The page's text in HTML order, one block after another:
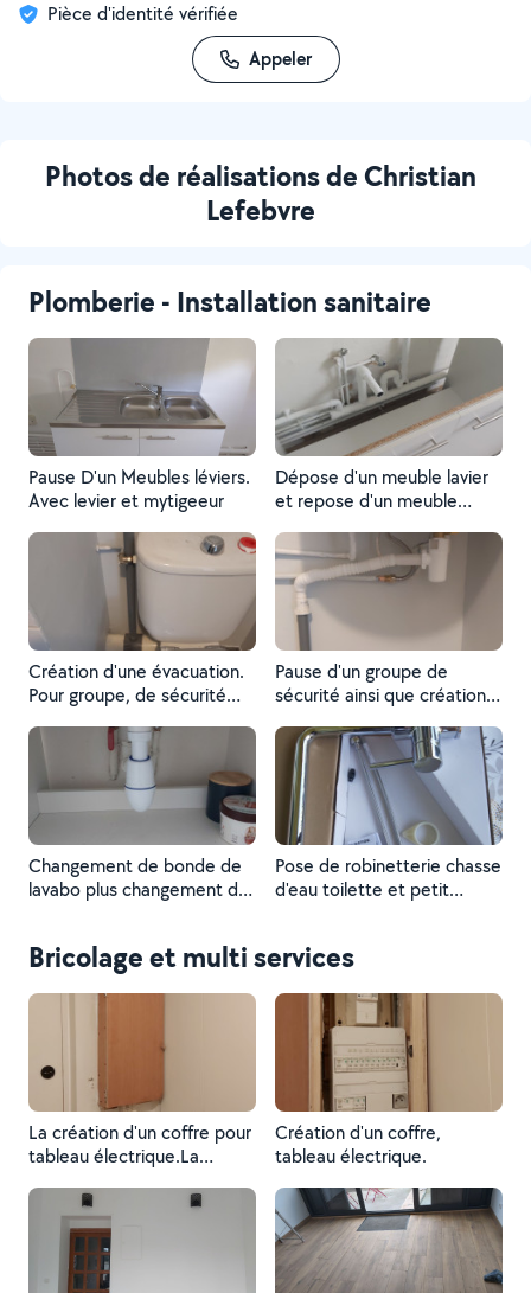
Pièce d'identité vérifiée
Appeler
Photos de réalisations de Christian
Lefebvre
Plomberie - Installation sanitaire
Pause D'un Meubles léviers.
Avec levier et mytigeeur
Dépose d'un meuble lavier
et repose d'un meuble
Création d'une évacuation.
Pour groupe, de sécurité
blocs de sécurité.
Pause d'un groupe de
sécurité ainsi que création
groupe de sécurité car le
cumulus. En disposez pas.
Changement de bonde de
lavabo plus changement de
Pose de robinetterie chasse
d'eau toilette et petit
Bricolage et multi services
La création d'un coffre pour
tableau électrique.La
tableau électrique.
Création d'un coffre,
tableau électrique.